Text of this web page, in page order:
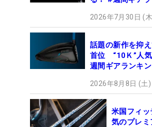
2026年7月30日 (
話題の新作を抑
首位 “10Ｋ”人
週間ギアランキ
2026年8月8日 (土
米国フィ
気のプレミ